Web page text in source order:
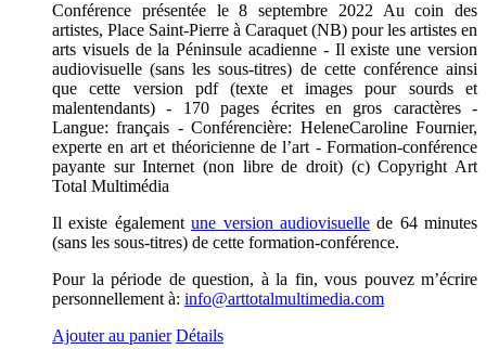
Conférence présentée le 8 septembre 2022 Au coin des
artistes, Place Saint-Pierre à Caraquet (NB) pour les artistes en
arts visuels de la Péninsule acadienne - Il existe une version
audiovisuelle (sans les sous-titres) de cette conférence ainsi
que cette version pdf (texte et images pour sourds et
malentendants) - 170 pages écrites en gros caractères -
Langue: français - Conférencière: HeleneCaroline Fournier,
experte en art et théoricienne de l’art - Formation-conférence
payante sur Internet (non libre de droit) (c) Copyright Art
Total Multimédia
Il existe égalementune version audiovisuellede 64 minutes
(sans les sous-titres) de cette formation-conférence.
Pour la période de question, à la fin, vous pouvez m’écrire
personnellement à: info@arttotalmultimedia.com
Ajouter au panier Détails